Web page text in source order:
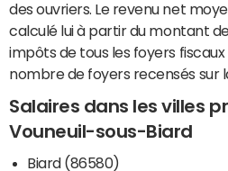
des ouvriers. Le revenu net
calculé lui à partir du montant
impôts de tous les foyers
nombre de foyers recensés sur
Salaires dans les villes
Vouneuil-sous-Biard
Biard (86580)